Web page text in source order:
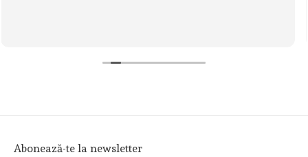
Abonează-te la newsletter